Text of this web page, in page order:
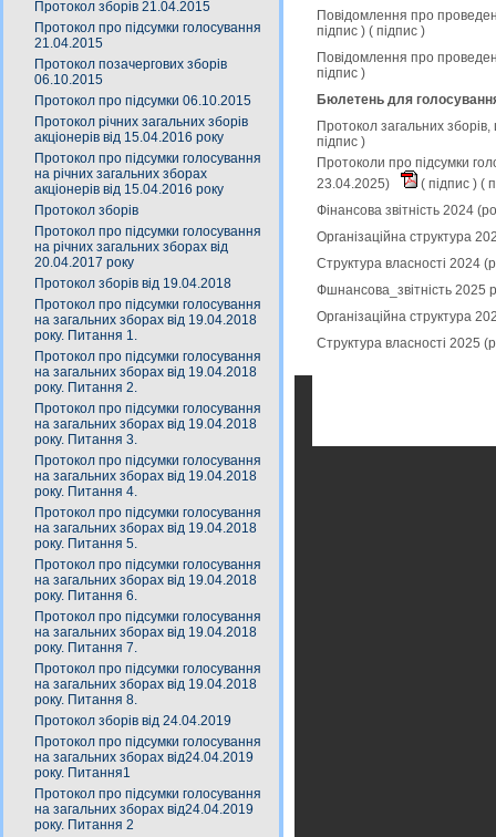
Протокол зборів 21.04.2015
Протокол про підсумки голосування
21.04.2015
Протокол позачергових зборів
06.10.2015
Протокол про підсумки 06.10.2015
Протокол річних загальних зборів
акціонерів від 15.04.2016 року
Протокол про підсумки голосування
на річних загальних зборах
акціонерів від 15.04.2016 року
Протокол зборів
Протокол про підсумки голосування
на річних загальних зборах від
20.04.2017 року
Протокол зборів від 19.04.2018
Протокол про підсумки голосування
на загальних зборах від 19.04.2018
року. Питання 1.
Протокол про підсумки голосування
на загальних зборах від 19.04.2018
року. Питання 2.
Протокол про підсумки голосування
на загальних зборах від 19.04.2018
року. Питання 3.
Протокол про підсумки голосування
на загальних зборах від 19.04.2018
року. Питання 4.
Протокол про підсумки голосування
на загальних зборах від 19.04.2018
року. Питання 5.
Протокол про підсумки голосування
на загальних зборах від 19.04.2018
року. Питання 6.
Протокол про підсумки голосування
на загальних зборах від 19.04.2018
року. Питання 7.
Протокол про підсумки голосування
на загальних зборах від 19.04.2018
року. Питання 8.
Протокол зборів від 24.04.2019
Протокол про підсумки голосування
на загальних зборах від24.04.2019
року. Питання1
Протокол про підсумки голосування
на загальних зборах від24.04.2019
року. Питання 2
Повідомлення про
підпис ) ( підпис )
Повідомлення про
підпис )
Бюлетень для
Протокол загальних
підпис )
Протоколи про підсумки
23.04.2025)
( підпис ) (
Фінансова звітність 2024
Організаційна структура
Структура власності 2024
Фшнансова_звітність 2025
Організаційна структура
Структура власності 2025